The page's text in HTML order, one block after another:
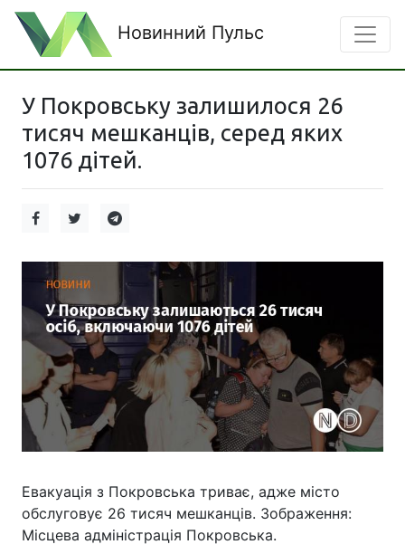
Новинний Пульс
У Покровську залишилося 26
тисяч мешканців, серед яких
1076 дітей.
Евакуація з Покровська триває, адже місто
обслуговує 26 тисяч мешканців. Зображення:
Місцева адміністрація Покровська.